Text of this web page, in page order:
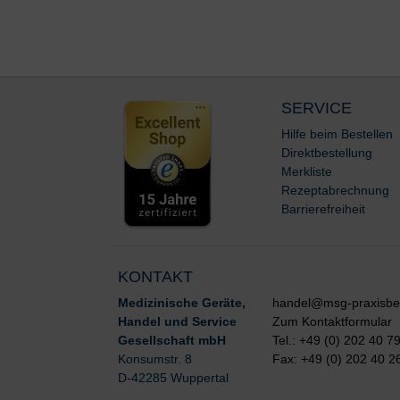
SERVICE
Hilfe beim Bestellen
Direktbestellung
Merkliste
Rezeptabrechnung
Barrierefreiheit
KONTAKT
Medizinische Geräte,
Handel und Service
Gesellschaft mbH
Konsumstr. 8
D-42285 Wuppertal
handel@msg-
Zum Kontaktformular
Tel.: +49 (0) 202 40
Fax: +49 (0) 202 40